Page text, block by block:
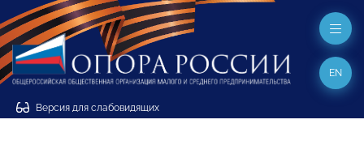
Версия для слабовидящих
EN